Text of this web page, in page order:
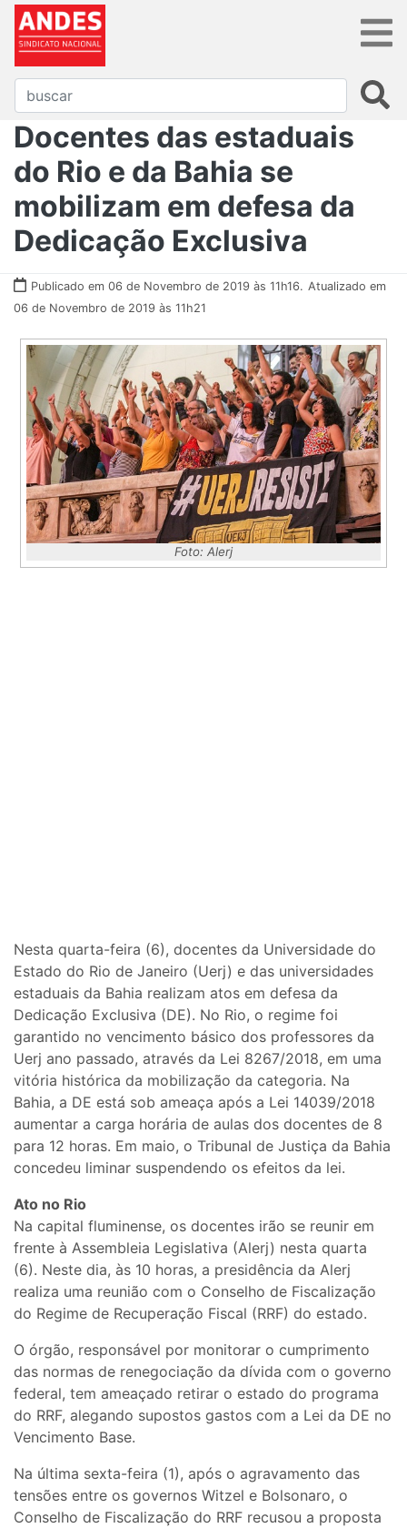
Docentes das estaduais
do Rio e da Bahia se
mobilizam em defesa da
Dedicação Exclusiva
Publicado em 06 de Novembro de 2019 às 11h16. Atualizado em
06 de Novembro de 2019 às 11h21
Foto: Alerj
Nesta quarta-feira (6), docentes da Universidade do
Estado do Rio de Janeiro (Uerj) e das universidades
estaduais da Bahia realizam atos em defesa da
Dedicação Exclusiva (DE). No Rio, o regime foi
garantido no vencimento básico dos professores da
Uerj ano passado, através da Lei 8267/2018, em uma
vitória histórica da mobilização da categoria. Na
Bahia, a DE está sob ameaça após a Lei 14039/2018
aumentar a carga horária de aulas dos docentes de 8
para 12 horas. Em maio, o Tribunal de Justiça da Bahia
concedeu liminar suspendendo os efeitos da lei.
Ato no Rio
Na capital fluminense, os docentes irão se reunir em
frente à Assembleia Legislativa (Alerj) nesta quarta
(6). Neste dia, às 10 horas, a presidência da Alerj
realiza uma reunião com o Conselho de Fiscalização
do Regime de Recuperação Fiscal (RRF) do estado.
O órgão, responsável por monitorar o cumprimento
das normas de renegociação da dívida com o governo
federal, tem ameaçado retirar o estado do programa
do RRF, alegando supostos gastos com a Lei da DE no
Vencimento Base.
Na última sexta-feira (1), após o agravamento das
tensões entre os governos Witzel e Bolsonaro, o
Conselho de Fiscalização do RRF recusou a proposta